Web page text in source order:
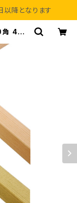
降となります
400